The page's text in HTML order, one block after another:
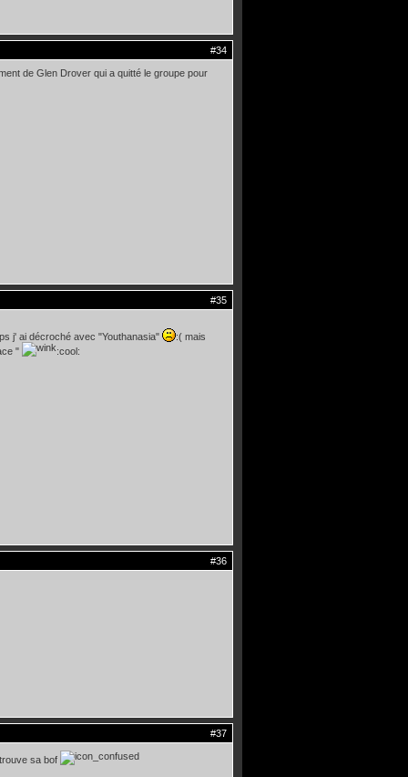
#34
de Glen Drover qui a quitté le groupe pour
#35
j' ai décroché avec "Youthanasia"
:( mais
"
:cool:
#36
#37
sa bof